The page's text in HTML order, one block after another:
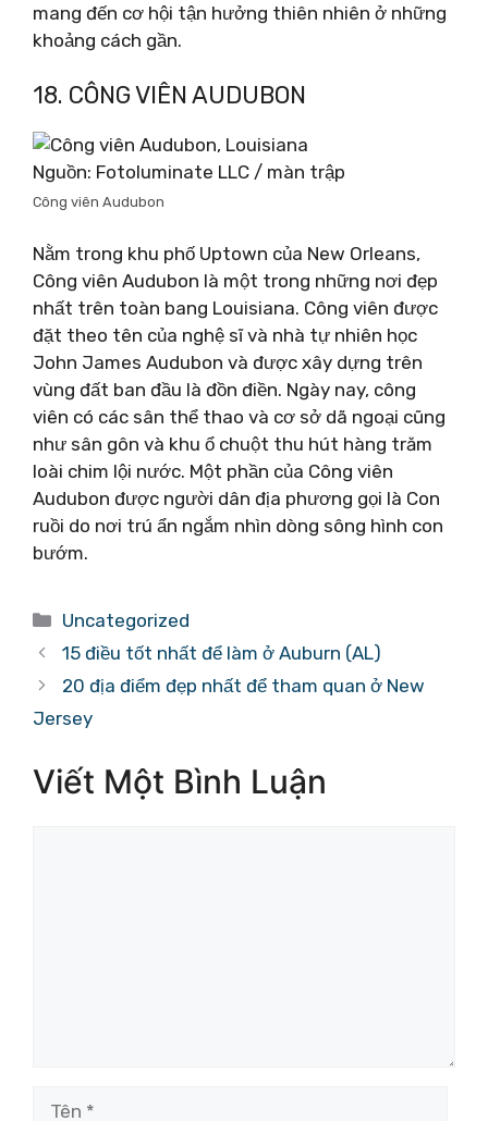
mang đến cơ hội tận hưởng thiên nhiên ở những
khoảng cách gần.
18. CÔNG VIÊN AUDUBON
Nguồn: Fotoluminate LLC / màn trập
Công viên Audubon
Nằm trong khu phố Uptown của New Orleans,
Công viên Audubon là một trong những nơi đẹp
nhất trên toàn bang Louisiana. Công viên được
đặt theo tên của nghệ sĩ và nhà tự nhiên học
John James Audubon và được xây dựng trên
vùng đất ban đầu là đồn điền. Ngày nay, công
viên có các sân thể thao và cơ sở dã ngoại cũng
như sân gôn và khu ổ chuột thu hút hàng trăm
loài chim lội nước. Một phần của Công viên
Audubon được người dân địa phương gọi là Con
ruồi do nơi trú ẩn ngắm nhìn dòng sông hình con
bướm.
Danh
mục
Uncategorized
15 điều tốt nhất để làm ở Auburn (AL)
20 địa điểm đẹp nhất để tham quan ở New
Jersey
Viết Một Bình Luận